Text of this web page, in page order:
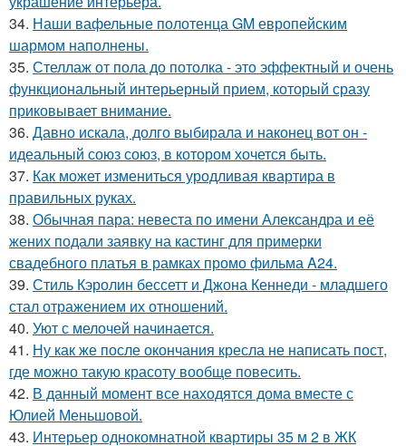
34. Наши вафельные полотенца GM европейским
шармом наполнены.
35. Стеллаж от пола до потолка - это эффектный и очень
функциональный интерьерный прием, который сразу
приковывает внимание.
36. Давно искала, долго выбирала и наконец вот он -
идеальный союз союз, в котором хочется быть.
37. Как может измениться уродливая квартира в
правильных руках.
38. Обычная пара: невеста по имени Александра и её
жених подали заявку на кастинг для примерки
свадебного платья в рамках промо фильма A24.
39. Стиль Кэролин бессетт и Джона Кеннеди - младшего
стал отражением их отношений.
40. Уют с мелочей начинается.
41. Ну как же после окончания кресла не написать пост,
где можно такую красоту вообще повесить.
42. В данный момент все находятся дома вместе с
Юлией Меньшовой.
43. Интерьер однокомнатной квартиры 35 м 2 в ЖК